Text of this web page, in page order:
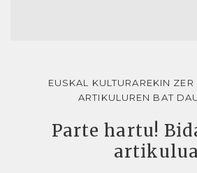
EUSKAL KULTURAREKIN
ARTIKULUREN BAT
Parte hartu!
artikulua